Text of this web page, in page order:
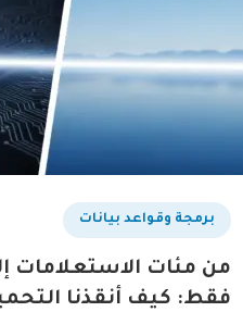
برمجة وقواعد بيانات
من مئات الاستعلامات
فقط: كيف أنقذنا